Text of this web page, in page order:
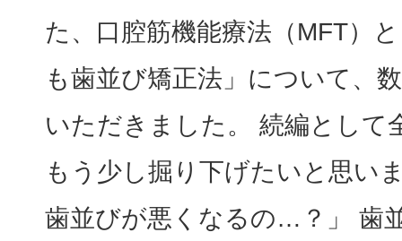
た、口腔筋機能療法（MFT）
も歯並び矯正法」について、
いただきました。 続編として
もう少し掘り下げたいと思い
歯並びが悪くなるの…？」 歯